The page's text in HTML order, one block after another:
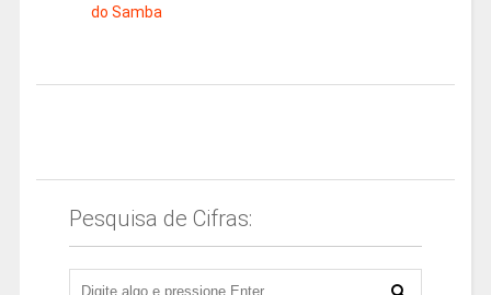
do Samba
Pesquisa de Cifras: